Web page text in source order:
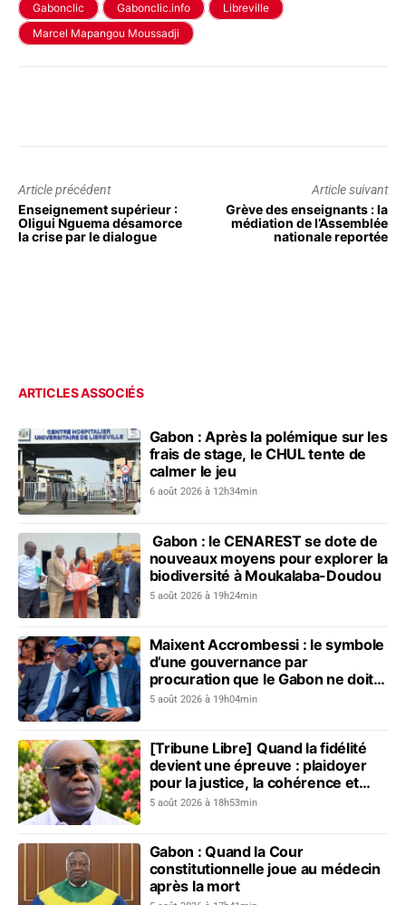
Gabonclic
Gabonclic.info
Libreville
Marcel Mapangou Moussadji
Article précédent
Enseignement supérieur :
Oligui Nguema désamorce
la crise par le dialogue
Article suivant
Grève des enseignants : la
médiation de l’Assemblée
nationale reportée
ARTICLES ASSOCIÉS
Gabon : Après la polémique sur les
frais de stage, le CHUL tente de
calmer le jeu
6 août 2026 à 12h34min
Gabon : le CENAREST se dote de
nouveaux moyens pour explorer la
biodiversité à Moukalaba-Doudou
5 août 2026 à 19h24min
Maixent Accrombessi : le symbole
d’une gouvernance par
procuration que le Gabon ne doit
plus revivre
5 août 2026 à 19h04min
[Tribune Libre] Quand la fidélité
devient une épreuve : plaidoyer
pour la justice, la cohérence et
l’unité nationale
5 août 2026 à 18h53min
Gabon : Quand la Cour
constitutionnelle joue au médecin
après la mort